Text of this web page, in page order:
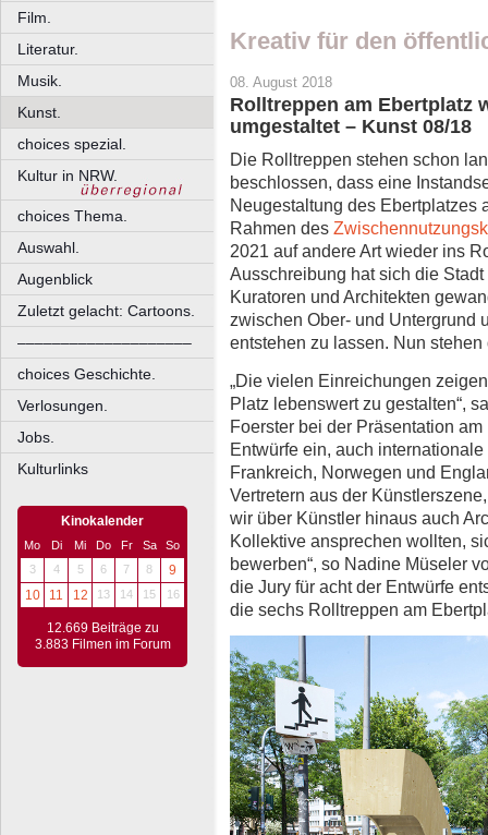
Film.
Literatur.
Musik.
Kunst.
choices spezial.
Kultur in NRW.
choices Thema.
Auswahl.
Augenblick
Zuletzt gelacht: Cartoons.
––––––––––––––––––––
choices Geschichte.
Verlosungen.
Jobs.
Kulturlinks
Kinokalender
Mo Di Mi Do Fr Sa
So
3
4 5 6 7 8
9
10
11 12 13 14 15 16
12.669 Beiträge zu
3.883 Filmen im Forum
Kreativ für den
08. August 2018
Rolltreppen am Ebertplatz
umgestaltet – Kunst 08/18
Die Rolltreppen stehen schon
beschlossen, dass eine
Neugestaltung des Ebertplatzes
Rahmen des
2021 auf andere Art wieder ins
Ausschreibung hat sich die
Kuratoren und Architekten
zwischen Ober- und Untergrund
entstehen zu lassen. Nun
„Die vielen Einreichungen
Platz lebenswert zu gestalten“,
Foerster bei der Präsentation
Entwürfe ein, auch
Frankreich, Norwegen und
Vertretern aus der
wir über Künstler hinaus auch
Kollektive ansprechen wollten,
bewerben“, so Nadine Müseler
die Jury für acht der Entwürfe
die sechs Rolltreppen am